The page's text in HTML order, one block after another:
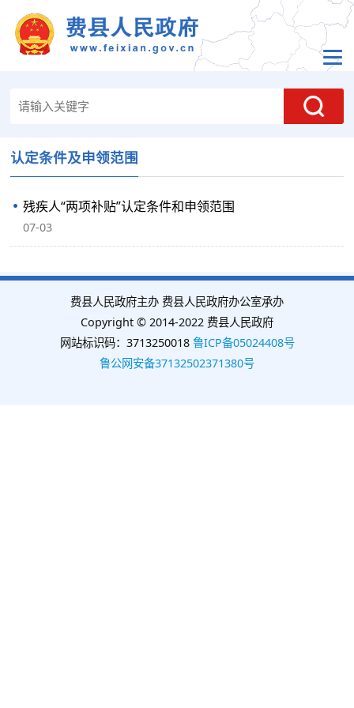
认定条件及申领范围
残疾人“两项补贴”认定条件和申领范围
07-03
费县人民政府主办 费县人民政府办公室承办
Copyright © 2014-2022 费县人民政府
网站标识码：3713250018 鲁ICP备05024408号
鲁公网安备37132502371380号